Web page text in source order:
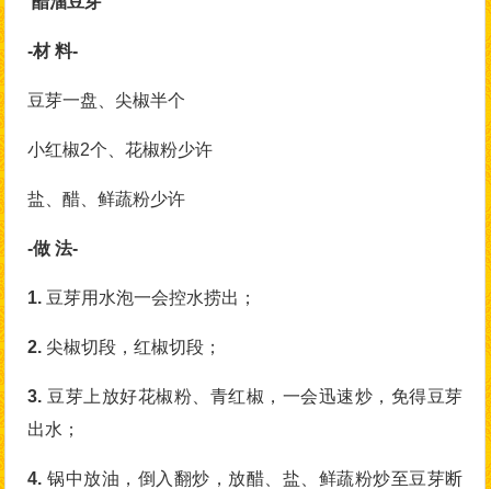
-材 料-
豆芽一盘、尖椒半个
小红椒2个、花椒粉少许
盐、醋、鲜蔬粉少许
-做 法-
1. 豆芽用水泡一会控水捞出；
2. 尖椒切段，红椒切段；
3. 豆芽上放好花椒粉、青红椒，一会迅速炒，免得豆芽
出水；
4. 锅中放油，倒入翻炒，放醋、盐、鲜蔬粉炒至豆芽断